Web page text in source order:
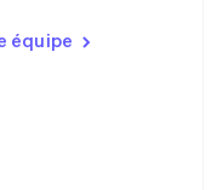
équipe